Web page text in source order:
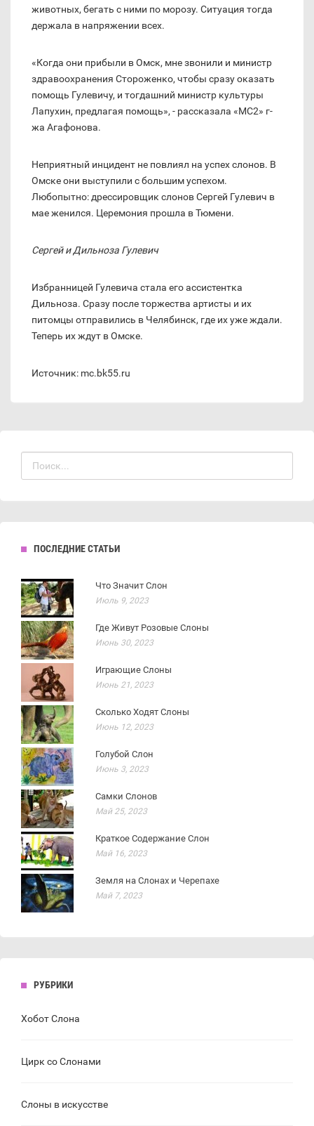
животных, бегать с ними по морозу. Ситуация тогда
держала в напряжении всех.
«Когда они прибыли в Омск, мне звонили и министр
здравоохранения Стороженко, чтобы сразу оказать
помощь Гулевичу, и тогдашний министр культуры
Лапухин, предлагая помощь», - рассказала «МС2» г-
жа Агафонова.
Неприятный инцидент не повлиял на успех слонов. В
Омске они выступили с большим успехом.
Любопытно: дрессировщик слонов Сергей Гулевич в
мае женился. Церемония прошла в Тюмени.
Сергей и Дильноза Гулевич
Избранницей Гулевича стала его ассистентка
Дильноза. Сразу после торжества артисты и их
питомцы отправились в Челябинск, где их уже ждали.
Теперь их ждут в Омске.
Источник: mc.bk55.ru
ПОСЛЕДНИЕ СТАТЬИ
Что Значит Слон
Июль 9, 2023
Где Живут Розовые Слоны
Июнь 30, 2023
Играющие Слоны
Июнь 21, 2023
Сколько Ходят Слоны
Июнь 12, 2023
Голубой Слон
Июнь 3, 2023
Самки Слонов
Май 25, 2023
Краткое Содержание Слон
Май 16, 2023
Земля на Слонах и Черепахе
Май 7, 2023
РУБРИКИ
Хобот Слона
Цирк со Слонами
Слоны в искусстве